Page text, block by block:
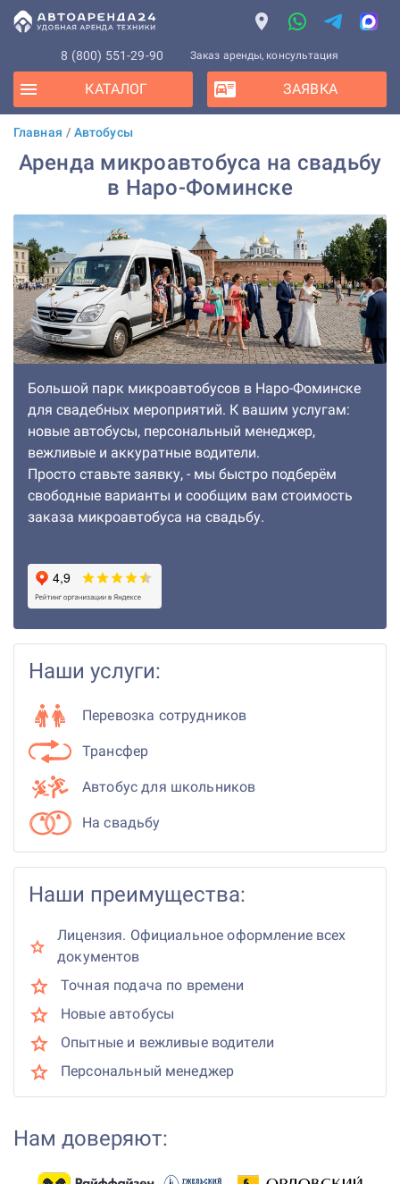
8 (800) 551-29-90 Заказ аренды, консультация
КАТАЛОГ ЗАЯВКА
Главная / Автобусы
Аренда микроавтобуса на свадьбу
в Наро-Фоминске
Большой парк микроавтобусов в Наро-Фоминске
для свадебных мероприятий. К вашим услугам:
новые автобусы, персональный менеджер,
вежливые и аккуратные водители.
Просто ставьте заявку, - мы быстро подберём
свободные варианты и сообщим вам стоимость
заказа микроавтобуса на свадьбу.
Наши услуги:
Перевозка сотрудников
Трансфер
Автобус для школьников
На свадьбу
Наши преимущества:
Лицензия. Официальное оформление всех
документов
Точная подача по времени
Новые автобусы
Опытные и вежливые водители
Персональный менеджер
Нам доверяют: